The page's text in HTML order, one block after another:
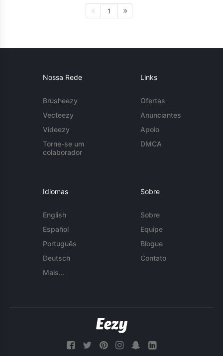
1
Nossa Rede
Brusheezy
Vecteezy
Videezy
Torne-se um
colaborador
Links
Ofertas
Anunciantes
Apoio
DMCA
Idiomas
English
Español
Português
Deutsch
Mais...
Sobre
Sobre
Equipe
Blogue
Contato